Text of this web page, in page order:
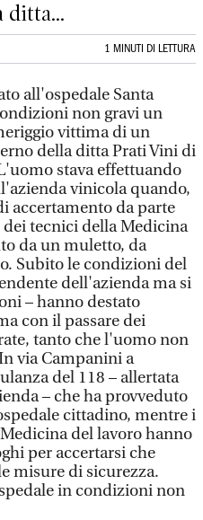
ditta...
1 MINUTI DI LETTURA
all'ospedale Santa
non gravi un
vittima di un
della ditta Prati Vini di
stava effettuando
vinicola quando,
accertamento da parte
tecnici della Medicina
da un muletto, da
Subito le condizioni del
dell'azienda ma si
– hanno destato
con il passare dei
tanto che l'uomo non
via Campanini a
del 118 – allertata
– che ha provveduto
cittadino, mentre i
del lavoro hanno
per accertarsi che
misure di sicurezza.
in condizioni non